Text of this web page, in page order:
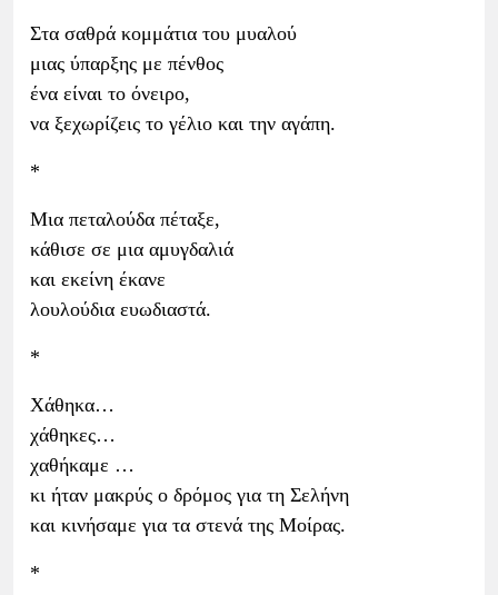
Στα σαθρά κομμάτια του μυαλού
μιας ύπαρξης με πένθος
ένα είναι το όνειρο,
να ξεχωρίζεις το γέλιο και την αγάπη.
*
Μια πεταλούδα πέταξε,
κάθισε σε μια αμυγδαλιά
και εκείνη έκανε
λουλούδια ευωδιαστά.
*
Χάθηκα…
χάθηκες…
χαθήκαμε …
κι ήταν μακρύς ο δρόμος για τη Σελήνη
και κινήσαμε για τα στενά της Μοίρας.
*